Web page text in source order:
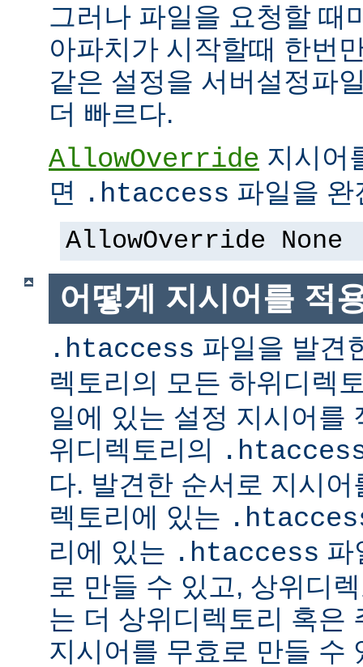
그러나 파일을 요청할 때
아파치가 시작할때 한번
같은 설정을 서버설정파
더 빠르다.
AllowOverride 지시어
면 .htaccess 파일을
AllowOverride None
어떻게 지시어를 적
.htaccess 파일을 발견
렉토리의 모든 하위디렉
일에 있는 설정 지시어를
위디렉토리의
다. 발견한 순서로 지시
렉토리에 있는
리에 있는 .htaccess 파
로 만들 수 있고, 상위디
는 더 상위디렉토리 혹은
지시어를 무효로 만들 수